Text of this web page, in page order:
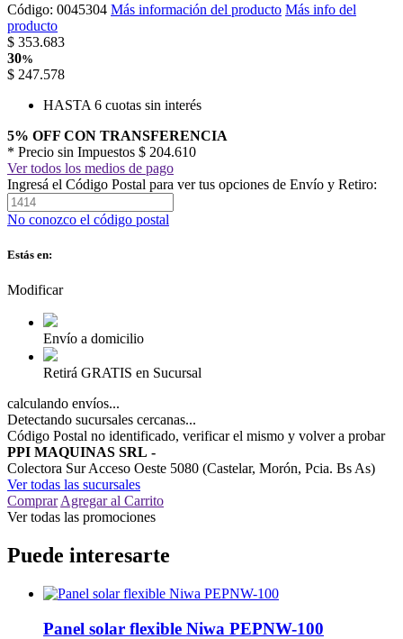
Código: 0045304 Más información del producto Más info del
producto
$ 353.683
30%
$ 247.578
HASTA 6 cuotas sin interés
5% OFF CON TRANSFERENCIA
* Precio sin Impuestos $ 204.610
Ver todos los medios de pago
Ingresá el Código Postal para ver tus opciones de Envío y Retiro:
No conozco el código postal
Estás en:
Modificar
Envío a domicilio
Retirá GRATIS en Sucursal
calculando envíos...
Detectando sucursales cercanas...
Código Postal no identificado, verificar el mismo y volver a probar
PPI MAQUINAS SRL -
Colectora Sur Acceso Oeste 5080 (Castelar, Morón, Pcia. Bs As)
Ver todas las sucursales
Comprar Agregar al Carrito
Ver todas las promociones
Puede interesarte
Panel solar flexible Niwa PEPNW-100